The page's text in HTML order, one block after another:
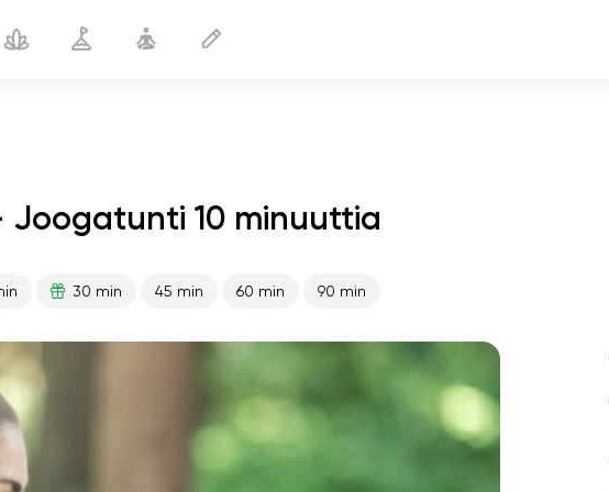
10 minuuttia
30 min 45 min 60 min 90 min
01:44